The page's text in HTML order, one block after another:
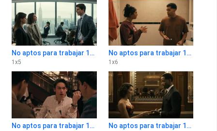
No aptos para trabajar 1x5
1 x5
No aptos para trabajar 1x6
1 x6
No aptos para trabajar 1x7 No aptos para trabajar 1x8